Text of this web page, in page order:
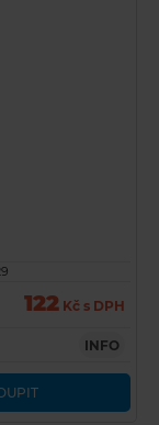
122 Kč s DPH
INFO